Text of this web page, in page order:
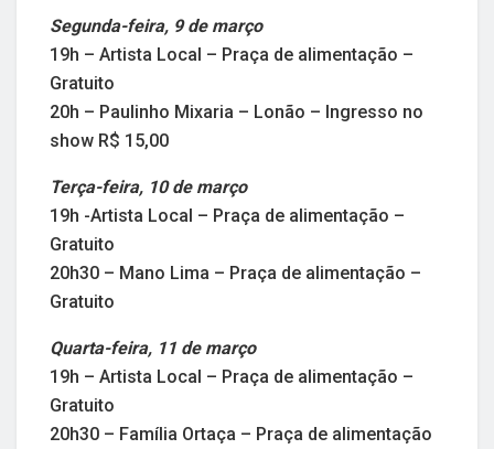
Segunda-feira, 9 de março
19h – Artista Local – Praça de alimentação –
Gratuito
20h – Paulinho Mixaria – Lonão – Ingresso no
show R$ 15,00
Terça-feira, 10 de março
19h -Artista Local – Praça de alimentação –
Gratuito
20h30 – Mano Lima – Praça de alimentação –
Gratuito
Quarta-feira, 11 de março
19h – Artista Local – Praça de alimentação –
Gratuito
20h30 – Família Ortaça – Praça de alimentação